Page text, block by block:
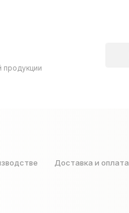
продукции
Доставка и оплата